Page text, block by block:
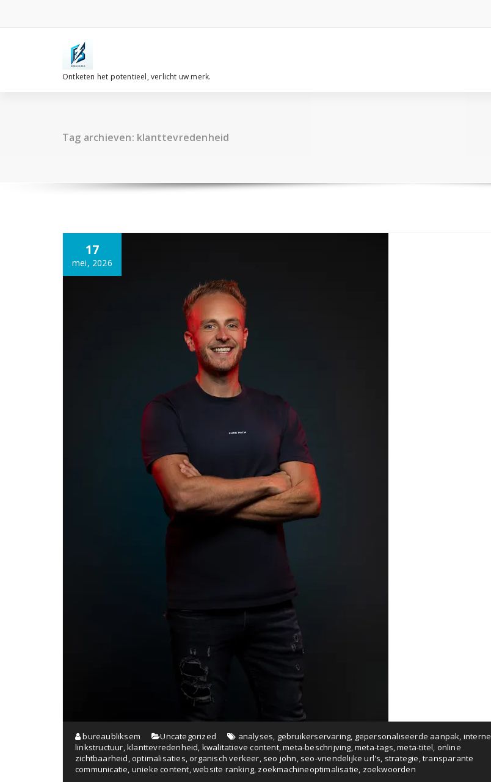
de
Ontketen het potentieel, verlicht uw merk.
Tag archieven: klanttevredenheid
17
mei, 2026
bureaubliksem Uncategorized analyses, gebruikerservaring, gepersonaliseerde aanpak, interne
linkstructuur,klanttevredenheid, kwalitatieve content,meta-beschrijving,meta-tags,meta-titel, online
zichtbaarheid,optimalisaties,organisch verkeer, seo john, seo-vriendelijke url's, strategie,transparante
communicatie, unieke content,website ranking, zoekmachineoptimalisatie, zoekwoorden